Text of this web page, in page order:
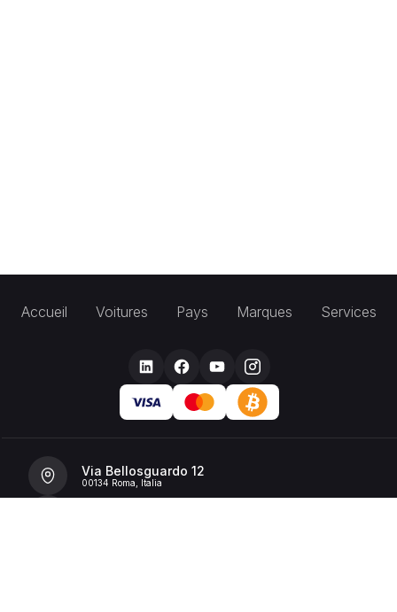
Accueil Voitures Pays Marques Services
Via Bellosguardo 12
00134 Roma, Italia